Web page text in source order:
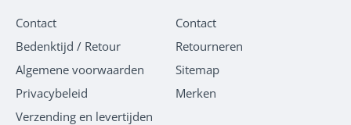
Contact
Bedenktijd / Retour
Algemene voorwaarden
Privacybeleid
Verzending en levertijden
Contact
Retourneren
Sitemap
Merken